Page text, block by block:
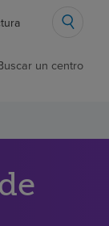
un centro